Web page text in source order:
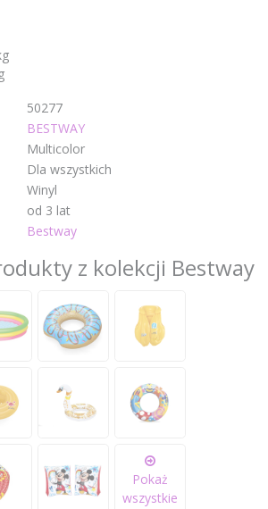
50277
BESTWAY
Multicolor
Dla wszystkich
Winyl
od 3 lat
Bestway
z kolekcji Bestway
Pokaż
wszystkie